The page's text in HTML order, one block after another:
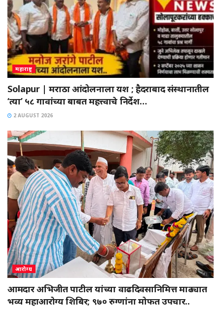
महाराष्ट्र
Solapur | मराठा आंदोलनाला यश ; हैदराबाद संस्थानातील
‘त्या’ ५८ गावांच्या बाबत महत्त्वाचे निर्देश…
2 AUGUST 2026
आरोग्य
आमदार अभिजीत पाटील यांच्या वाढदिवसानिमित्त माढ्यात
भव्य महाआरोग्य शिबिर; ९७० रुग्णांना मोफत उपचार..